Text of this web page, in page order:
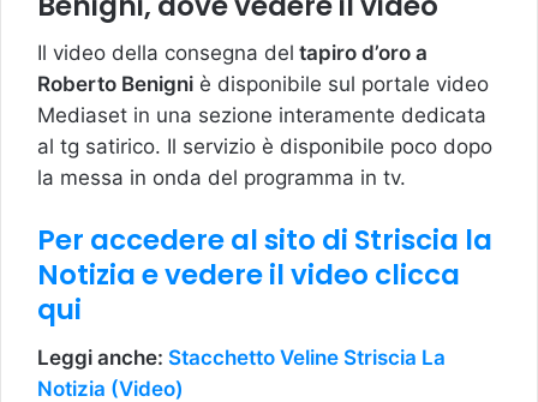
Il video della consegna del tapiro d’oro a
Roberto Benigni è disponibile sul portale video
Mediaset in una sezione interamente dedicata
al tg satirico. Il servizio è disponibile poco dopo
la messa in onda del programma in tv.
Per accedere al sito di Striscia la
Notizia e vedere il video clicca
qui
Leggi anche: Stacchetto Veline Striscia La
Notizia (Video)